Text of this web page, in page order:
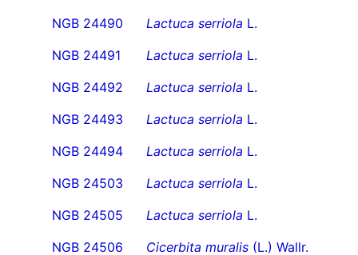
NGB 24490
Lactuca serriola L.
NGB 24491
Lactuca serriola L.
NGB 24492
Lactuca serriola L.
NGB 24493
Lactuca serriola L.
NGB 24494
Lactuca serriola L.
NGB 24503
Lactuca serriola L.
NGB 24505
Lactuca serriola L.
NGB 24506
Cicerbita muralis (L.) Wallr.